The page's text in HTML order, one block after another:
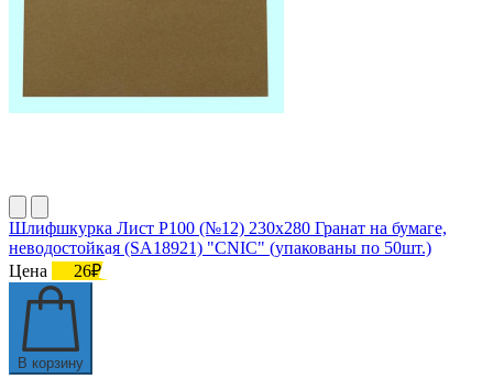
Шлифшкурка Лист Р100 (№12) 230х280 Гранат на бумаге,
неводостойкая (SA18921) "CNIC" (упакованы по 50шт.)
Цена
26₽
В корзину